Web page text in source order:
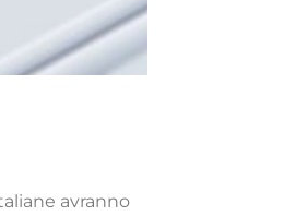
avranno